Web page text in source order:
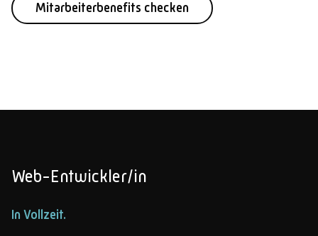
Mitarbeiterbenefits checken
Web-Entwickler/in
In Vollzeit.